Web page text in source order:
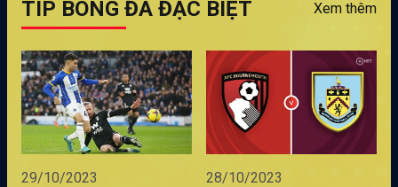
TIP BÓNG ĐÁ ĐẶC BIỆT Xem thêm
29/10/2023 28/10/2023